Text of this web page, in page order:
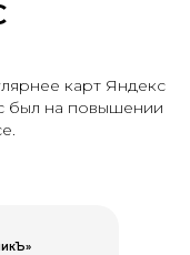
карт Яндекс
был на повышении